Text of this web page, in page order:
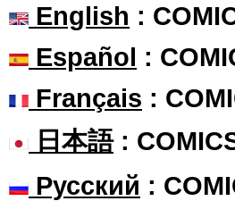
English :
Español :
Français :
日本語:
Русский :